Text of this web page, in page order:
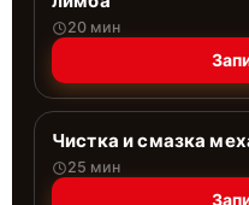
20 мин
Чистка и смазка
25 мин